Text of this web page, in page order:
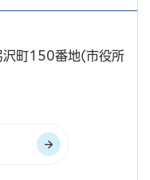
町150番地(市役所